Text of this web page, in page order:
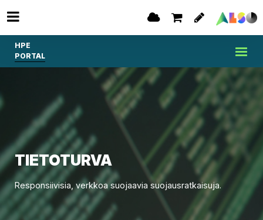
HPE
PORTAL
TIETOTURVA
Responsiivisia, verkkoa suojaavia suojausratkaisuja.